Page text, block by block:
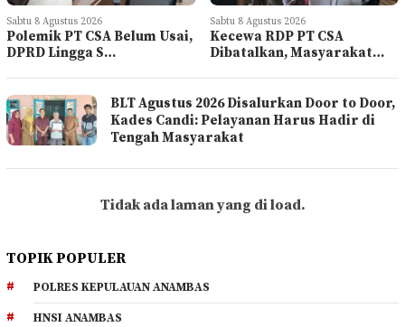
Sabtu 8 Agustus 2026
Kecewa RDP PT CSA
Dibatalkan, Masyarakat…
Sabtu 8 Agustus 2026
Pelajar Pulau Mepar Butuh
Transportasi D…
BLT Agustus 2026 Disalurkan Door to Door,
Kades Candi: Pelayanan Harus Hadir di
Tengah Masyarakat
Tidak ada laman yang di load.
TOPIK POPULER
POLRES KEPULAUAN ANAMBAS
HNSI ANAMBAS